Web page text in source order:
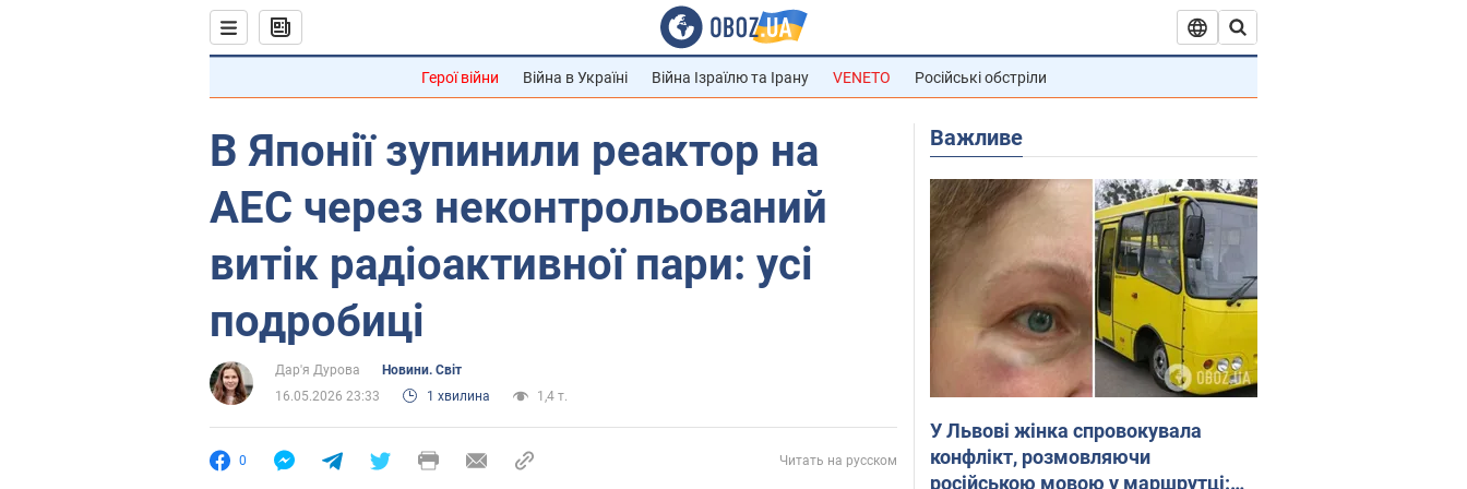
Герої війни Війна в Україні Війна Ізраїлю та Ірану VENETO Російські обстріли
В Японії зупинили реактор на
АЕС через неконтрольований
витік радіоактивної пари: усі
подробиці
Дар'я Дурова
Новини. Світ
16.05.2026 23:33
1 хвилина 1,4 т.
0 Читать на русском
Важливе
У Львові жінка спровокувала
конфлікт, розмовляючи
російською мовою у маршрутці: